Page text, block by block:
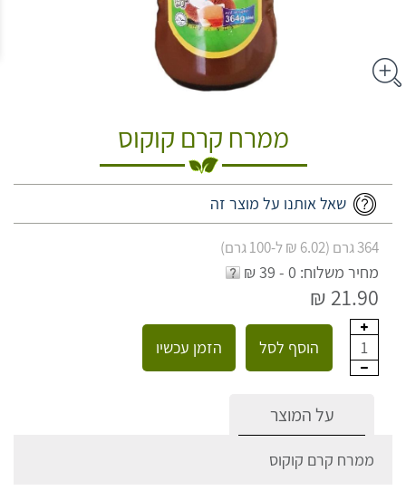
ממרח קרם קוקוס
שאל אותנו על מוצר זה
364 גרם (6.02 ₪ ל-100 גרם)
מחיר משלוח: 0 - 39 ₪
21.90 ₪
1 הוסף לסל הזמן עכשיו
על המוצר
ממרח קרם קוקוס